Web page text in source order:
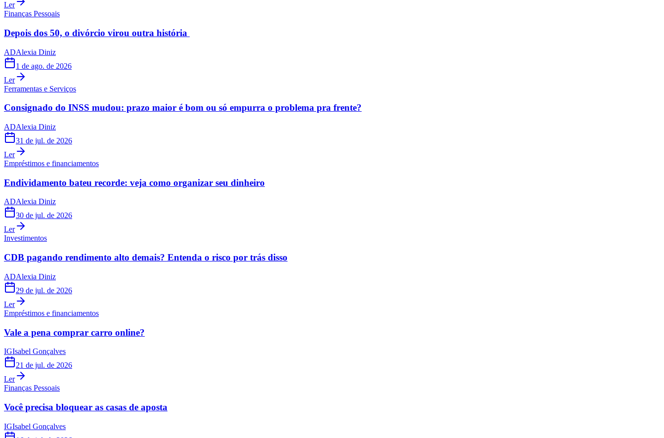
Ler
Finanças Pessoais
Depois dos 50, o divórcio virou outra história
ADAlexia Diniz
1 de ago. de 2026
Ler
Ferramentas e Serviços
Consignado do INSS mudou: prazo maior é bom ou só empurra o problema pra frente?
ADAlexia Diniz
31 de jul. de 2026
Ler
Empréstimos e financiamentos
Endividamento bateu recorde: veja como organizar seu dinheiro
ADAlexia Diniz
30 de jul. de 2026
Ler
Investimentos
CDB pagando rendimento alto demais? Entenda o risco por trás disso
ADAlexia Diniz
29 de jul. de 2026
Ler
Empréstimos e financiamentos
Vale a pena comprar carro online?
IGIsabel Gonçalves
21 de jul. de 2026
Ler
Finanças Pessoais
Você precisa bloquear as casas de aposta
IGIsabel Gonçalves